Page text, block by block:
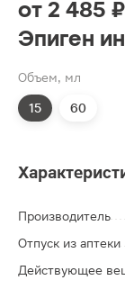
от 2 485 ₽
Эпиген
Объем, мл
15 60
Производитель
Отпуск из аптеки
Действующее